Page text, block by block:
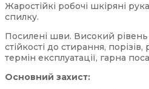
Жаростійкі робочі шкіряні
спилку.
Посилені шви. Високий рівень
стійкості до стирання,
термін експлуатації, гарна
Основний захист: